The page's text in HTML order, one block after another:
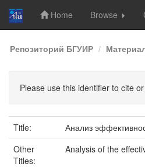
Skip
navigation
Home Browse
Репозиторий БГУИР
Please use this identifier to cite
Title:
Анализ
Other
Titles:
Analysis of the